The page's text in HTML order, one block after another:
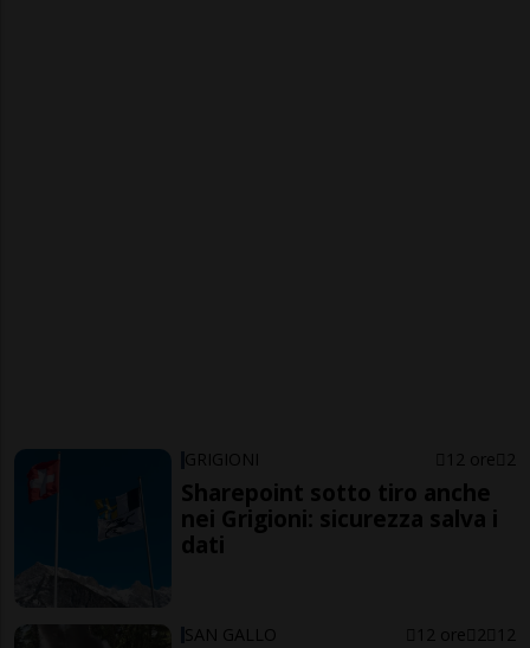
GRIGIONI 12 ore 2
Sharepoint sotto tiro anche
nei Grigioni: sicurezza salva i
dati
SAN GALLO 12 ore 2 12